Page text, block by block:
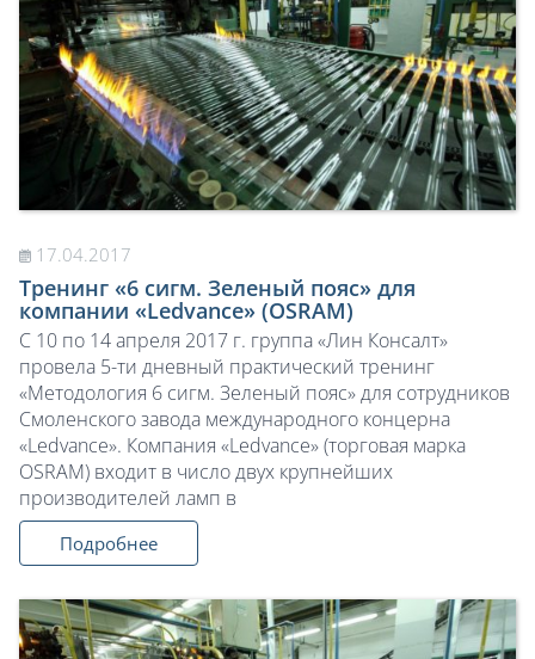
17.04.2017
Тренинг «6 сигм. Зеленый пояс» для
компании «Ledvance» (OSRAM)
С 10 по 14 апреля 2017 г. группа «Лин Консалт»
провела 5-ти дневный практический тренинг
«Методология 6 сигм. Зеленый пояс» для сотрудников
Смоленского завода международного концерна
«Ledvance». Компания «Ledvance» (торговая марка
OSRAM) входит в число двух крупнейших
производителей ламп в
Подробнее